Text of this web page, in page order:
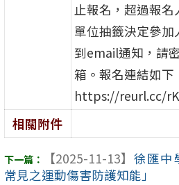
止報名，超過報名
單位抽籤決定參
到email通知，請
箱。報名連結如下
https://reurl.cc/
相關附件
【2025-11-13】 徐匯中
常見之運動傷害防護知能」